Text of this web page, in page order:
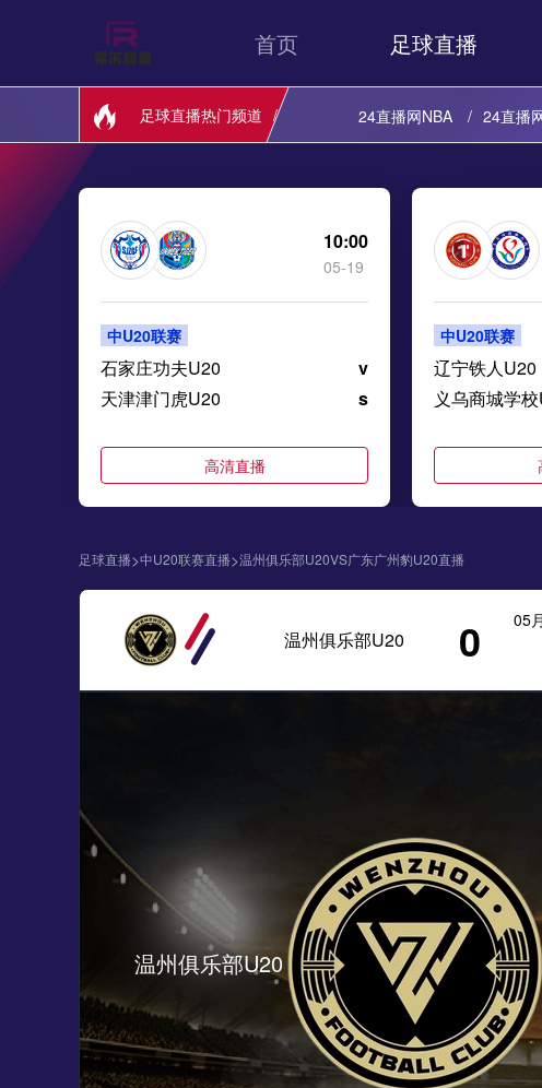
首页 足球直播
足球直播热门频道 24直播网NBA 24直播
24直播网美职业 24直
24直播
24直播网俄超 24直播
10:00
05-19
中U20联赛
石家庄功夫U20
v
天津津门虎U20
s
高清直播
中U20联赛
辽宁铁人U20
义乌商城学
足球直播>中U20联赛直播>温州俱乐部U20VS广东广州豹U20直播
温州俱乐部U20 0
05
温州俱乐部U20